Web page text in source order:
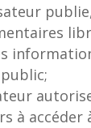
à accéder